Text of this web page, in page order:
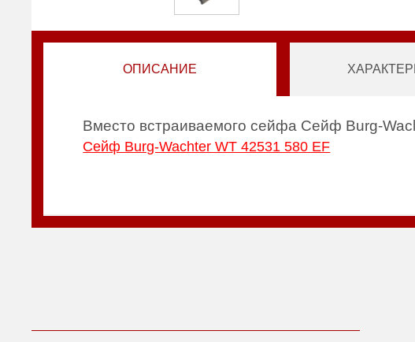
ОПИСАНИЕ
Вместо встраиваемого сейфа Сейф Burg-
Сейф Burg-Wachter WT 42531 580 EF